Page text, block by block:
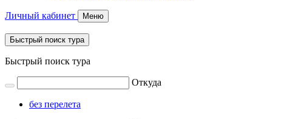
Личный кабинет Меню
Быстрый поиск тура
Быстрый поиск тура
Откуда
без перелета